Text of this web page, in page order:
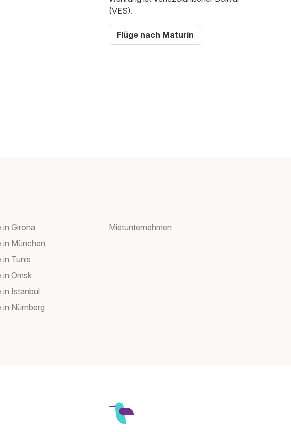
(VES).
Flüge nach Maturín
in Girona
in München
in Tunis
in Omsk
in Istanbul
in Nürnberg
Mietunternehmen